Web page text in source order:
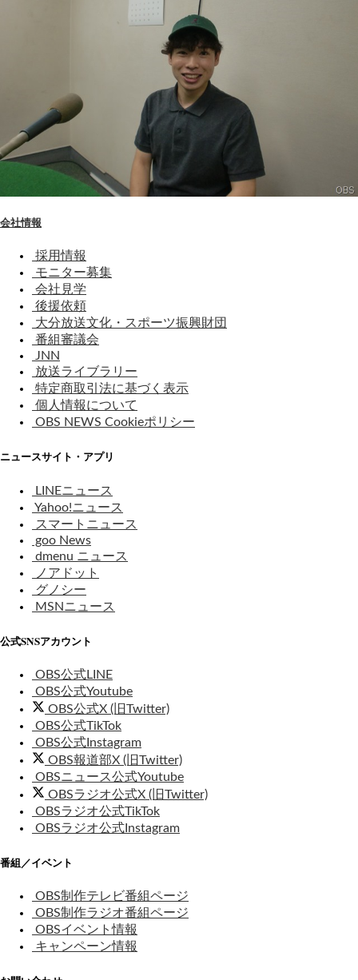
会社情報
採用情報
モニター募集
会社見学
後援依頼
大分放送文化・スポーツ振興財団
番組審議会
JNN
放送ライブラリー
特定商取引法に基づく表示
個人情報について
OBS NEWS Cookieポリシー
ニュースサイト・アプリ
LINEニュース
Yahoo!ニュース
スマートニュース
goo News
dmenu ニュース
ノアドット
グノシー
MSNニュース
公式SNSアカウント
OBS公式LINE
OBS公式Youtube
OBS公式X (旧Twitter)
OBS公式TikTok
OBS公式Instagram
OBS報道部X (旧Twitter)
OBSニュース公式Youtube
OBSラジオ公式X (旧Twitter)
OBSラジオ公式TikTok
OBSラジオ公式Instagram
番組／イベント
OBS制作テレビ番組ページ
OBS制作ラジオ番組ページ
OBSイベント情報
キャンペーン情報